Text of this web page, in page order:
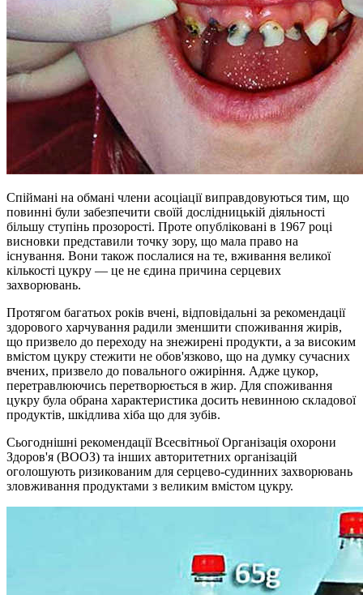
Спіймані на обмані члени асоціації виправдовуються тим, що
повинні були забезпечити своїй дослідницькій діяльності
більшу ступінь прозорості. Проте опубліковані в 1967 році
висновки представили точку зору, що мала право на
існування. Вони також послалися на те, вживання великої
кількості цукру — це не єдина причина серцевих
захворювань.
Протягом багатьох років вчені, відповідальні за рекомендації
здорового харчування радили зменшити споживання жирів,
що призвело до переходу на знежирені продукти, а за високим
вмістом цукру стежити не обов'язково, що на думку сучасних
вчених, призвело до повального ожиріння. Адже цукор,
перетравлюючись перетворюється в жир. Для споживання
цукру була обрана характеристика досить невинною складової
продуктів, шкідлива хіба що для зубів.
Сьогоднішні рекомендації Всесвітньої Організація охорони
Здоров'я (ВООЗ) та інших авторитетних організацій
оголошують ризикованим для серцево-судинних захворювань
зловживання продуктами з великим вмістом цукру.